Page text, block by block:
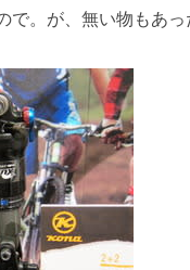
。が、無い物もあっ